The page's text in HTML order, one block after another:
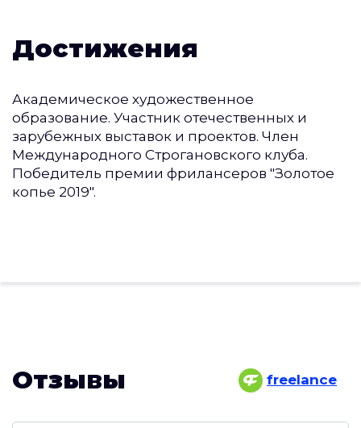
Достижения
Академическое художественное
образование. Участник отечественных и
зарубежных выставок и проектов. Член
Международного Строгановского клуба.
Победитель премии фрилансеров "Золотое
копье 2019".
Отзывы freelance